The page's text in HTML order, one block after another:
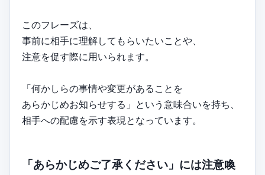
このフレーズは、
事前に相手に理解してもらいたいことや、
注意を促す際に用いられます。
「何かしらの事情や変更があることを
あらかじめお知らせする」という意味合いを持ち、
相手への配慮を示す表現となっています。
「あらかじめご了承ください」には注意喚